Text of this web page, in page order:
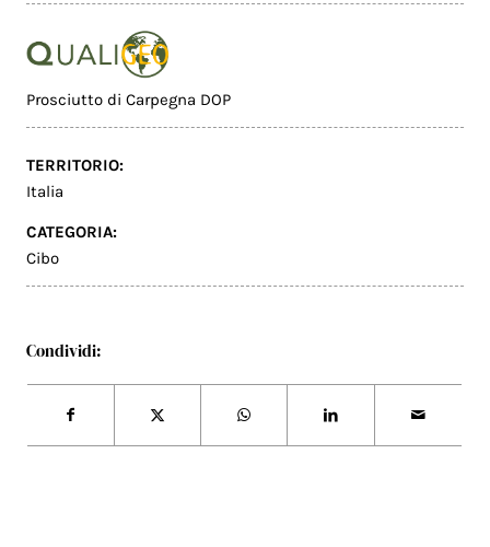
Prosciutto di Carpegna DOP
TERRITORIO:
Italia
CATEGORIA:
Cibo
Condividi: